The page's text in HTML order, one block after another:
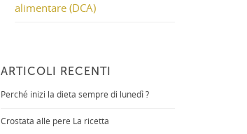
alimentare (DCA)
ARTICOLI RECENTI
Perché inizi la dieta sempre di lunedì ?
Crostata alle pere La ricetta